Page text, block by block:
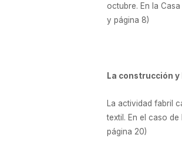
octubre. En la
y página 8)
La construcción
La actividad fabril
textil. En el caso
página 20)